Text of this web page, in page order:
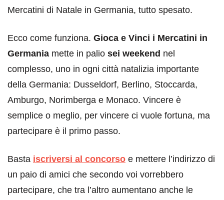
Mercatini di Natale in Germania, tutto spesato.
Ecco come funziona. Gioca e Vinci i Mercatini in
Germania mette in palio sei weekend nel
complesso, uno in ogni città natalizia importante
della Germania: Dusseldorf, Berlino, Stoccarda,
Amburgo, Norimberga e Monaco. Vincere è
semplice o meglio, per vincere ci vuole fortuna, ma
partecipare è il primo passo.
Basta iscriversi al concorso e mettere l’indirizzo di
un paio di amici che secondo voi vorrebbero
partecipare, che tra l’altro aumentano anche le